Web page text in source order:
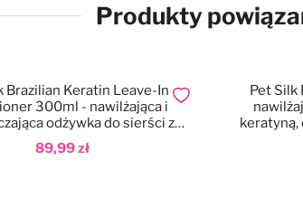
Produkty
89,99 zł
Brazilian Keratin Leave-In
300ml - nawilżająca i
odżywka do sierści z
spray bez spłukiwania
Dodaj do ulubionych
Pet Silk
keratyną,